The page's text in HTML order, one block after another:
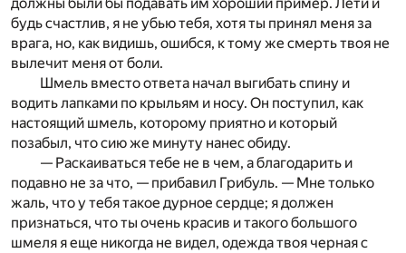
должны были бы подавать им хороший пример. Лети и
будь счастлив, я не убью тебя, хотя ты принял меня за
врага, но, как видишь, ошибся, к тому же смерть твоя не
вылечит меня от боли.
Шмель вместо ответа начал выгибать спину и
водить лапками по крыльям и носу. Он поступил, как
настоящий шмель, которому приятно и который
позабыл, что сию же минуту нанес обиду.
— Раскаиваться тебе не в чем, а благодарить и
подавно не за что, — прибавил Грибуль. — Мне только
жаль, что у тебя такое дурное сердце; я должен
признаться, что ты очень красив и такого большого
шмеля я еще никогда не видел, одежда твоя черная с